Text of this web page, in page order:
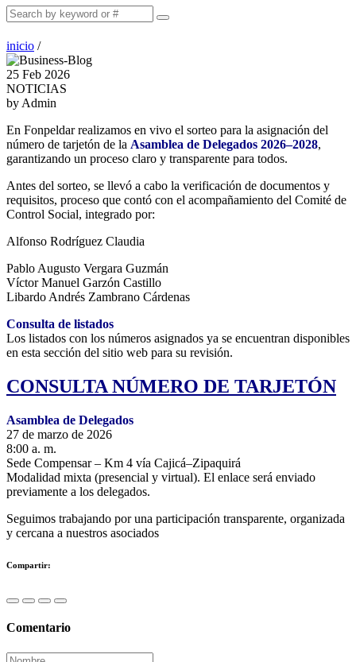
inicio /
25 Feb 2026
NOTICIAS
by Admin
En Fonpeldar realizamos en vivo el sorteo para la asignación del
número de tarjetón de la Asamblea de Delegados 2026–2028,
garantizando un proceso claro y transparente para todos.
Antes del sorteo, se llevó a cabo la verificación de documentos y
requisitos, proceso que contó con el acompañamiento del Comité de
Control Social, integrado por:
Alfonso Rodríguez Claudia
Pablo Augusto Vergara Guzmán
Víctor Manuel Garzón Castillo
Libardo Andrés Zambrano Cárdenas
Consulta de listados
Los listados con los números asignados ya se encuentran disponibles
en esta sección del sitio web para su revisión.
CONSULTA NÚMERO DE TARJETÓN
Asamblea de Delegados
27 de marzo de 2026
8:00 a. m.
Sede Compensar– Km 4 vía Cajicá–Zipaquirá
Modalidad mixta (presencial y virtual). El enlace será enviado
previamente a los delegados.
Seguimos trabajando por una participación transparente, organizada
y cercana a nuestros asociados
Compartir:
Comentario